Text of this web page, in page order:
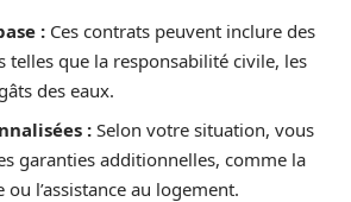
: Ces contrats peuvent inclure des
telles que la responsabilité civile, les
des eaux.
: Selon votre situation, vous
garanties additionnelles, comme la
l’assistance au logement.